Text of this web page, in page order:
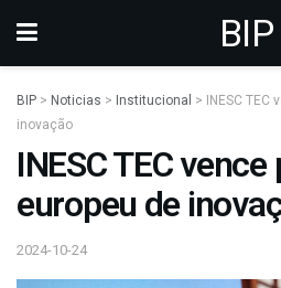
BIP
BIP > Noticias > Institucional >
INESC
inovação
INESC TEC
europeu de
2024-10-24